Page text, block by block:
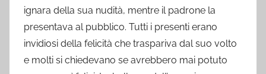
ignara della sua nudità, mentre il padrone la
presentava al pubblico. Tutti i presenti erano
invidiosi della felicità che traspariva dal suo volto
e molti si chiedevano se avrebbero mai potuto